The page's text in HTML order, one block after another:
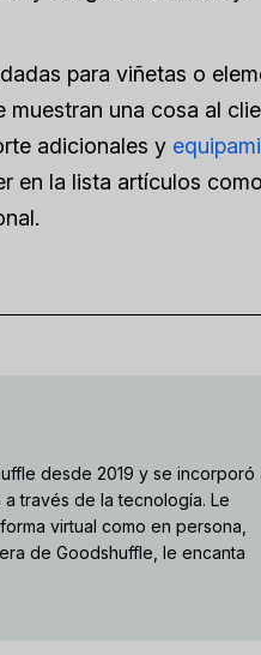
para viñetas o
una cosa al
adicionales y
en la lista artículos como
desde 2019 y se incorporó
través de la tecnología. Le
virtual como en persona,
de Goodshuffle, le encanta